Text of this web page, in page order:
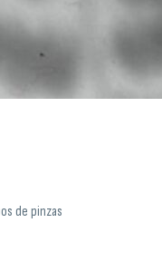
de pinzas